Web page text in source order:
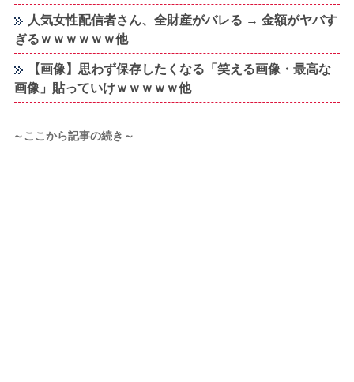
人気女性配信者さん、全財産がバレる → 金額がヤバす
ぎるｗｗｗｗｗｗ他
【画像】思わず保存したくなる「笑える画像・最高な
画像」貼っていけｗｗｗｗｗ他
～ここから記事の続き～